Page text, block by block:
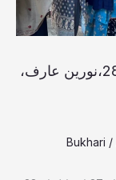
الیکشن کا دوسرا مرحلہ:ایل اے 27اور28،نورین عارف،
/
Bukhari